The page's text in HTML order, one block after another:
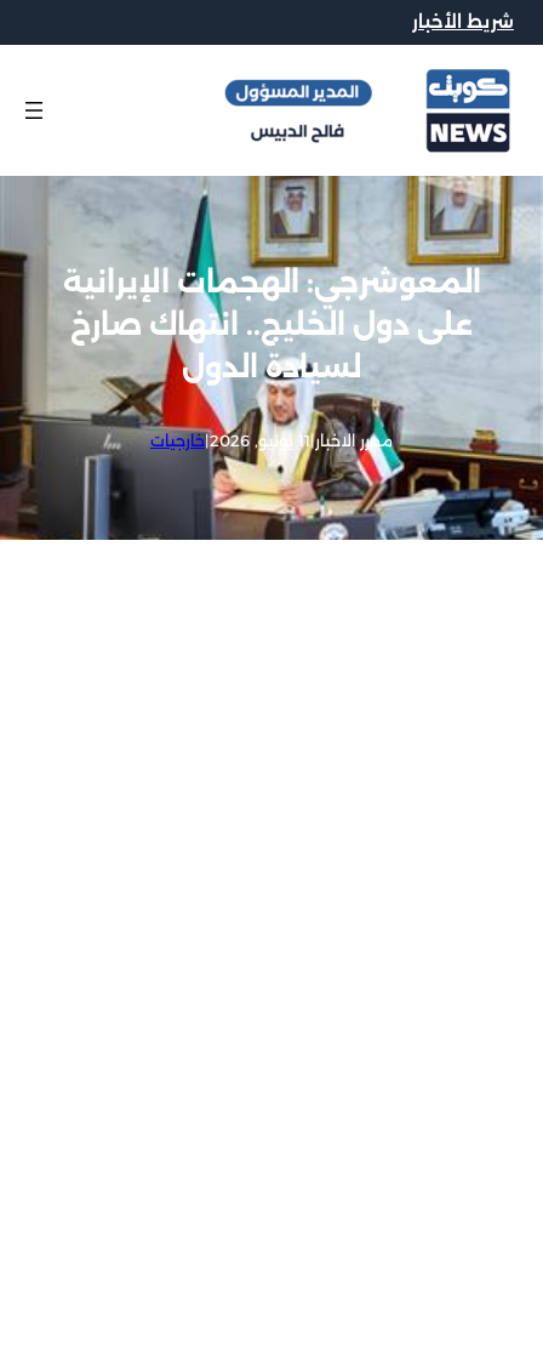
شريط الأخبار
المعوشرجي: الهجمات الإيرانية
على دول الخليج.. انتهاك صارخ
لسيادة الدول
محرر الاخبار|11 يونيو, 2026 |خارجيات